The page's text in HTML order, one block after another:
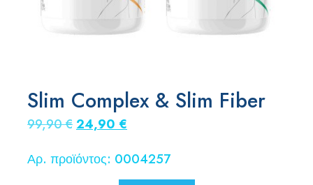
Slim Complex & Slim Fiber
99,90€Original
24,90 €
Αρ. προϊόντος: 0004257